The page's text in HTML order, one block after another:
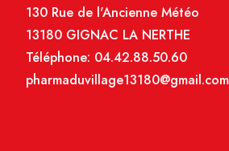
130 Rue de l'Ancienne Météo
13180 GIGNAC LA NERTHE
Téléphone: 04.42.88.50.60
pharmaduvillage13180@gmail.com